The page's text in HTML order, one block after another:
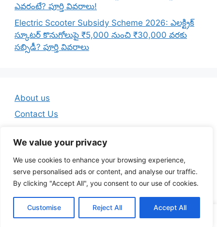
We value your privacy
We use cookies to enhance your browsing experience,
serve personalised ads or content, and analyse our traffic.
By clicking "Accept All", you consent to our use of cookies.
Customise Reject All Accept All
ఎవరంటే? పూర్తి వివరాలు!
Electric Scooter Subsidy Scheme 2026: ఎలక్ట్రిక్
స్కూటర్ కొనుగోలుపై ₹5,000 నుంచి ₹30,000 వరకు
సబ్సిడీ? పూర్తి వివరాలు
About us
Contact Us
Privacy Policy
Terms And Conditions
© 2026 Telugu Jobs Guru - Latest Telugu Job Updates
• Built withGeneratePress
WA Channel Telegram YouTube FB